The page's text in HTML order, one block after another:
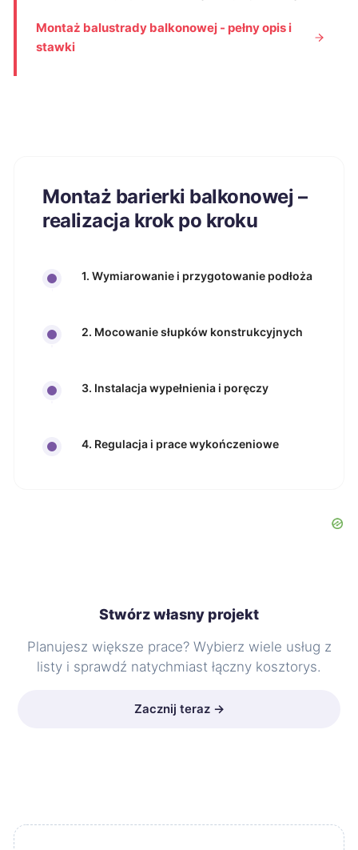
Montaż balustrady balkonowej - pełny opis i
stawki
Montaż barierki balkonowej –
realizacja krok po kroku
1. Wymiarowanie i przygotowanie podłoża
2. Mocowanie słupków konstrukcyjnych
3. Instalacja wypełnienia i poręczy
4. Regulacja i prace wykończeniowe
Stwórz własny projekt
Planujesz większe prace? Wybierz wiele usług z
listy i sprawdź natychmiast łączny kosztorys.
Zacznij teraz →